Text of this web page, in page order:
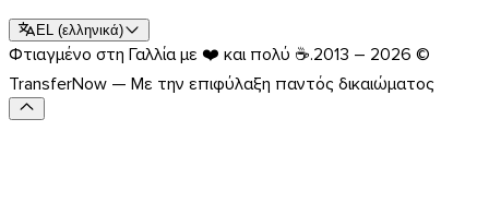
EL (ελληνικά)
Φτιαγμένο στη Γαλλία με ❤️ και πολύ ☕.2013 – 2026 ©
TransferNow — Με την επιφύλαξη παντός δικαιώματος